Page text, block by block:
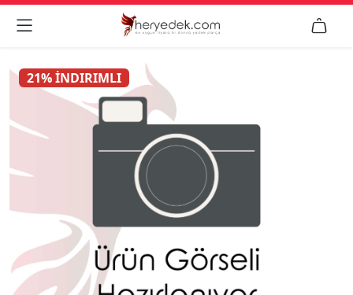
 
21% İNDIRIMLI